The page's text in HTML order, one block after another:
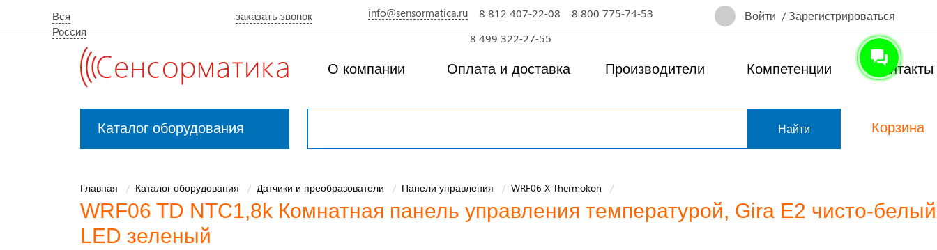
Вся
Россия
заказать звонок info@sensormatica.ru 8 812 407-22-08
8 800 775-74-53
8 499 322-27-55
Войти /Зарегистрироваться
О компании Оплата и доставка Производители Компетенции Контакты
Каталог оборудования Корзина
Главная Каталог оборудования Датчики и преобразователи Панели управления WRF06 X Thermokon
WRF06 TD NTC1,8k Комнатная панель управления температурой, Gira E2 чисто-
LED зеленый